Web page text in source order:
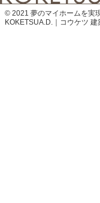
© 2021 夢のマイホームを実現
KOKETSUA.D.｜コウケツ 建